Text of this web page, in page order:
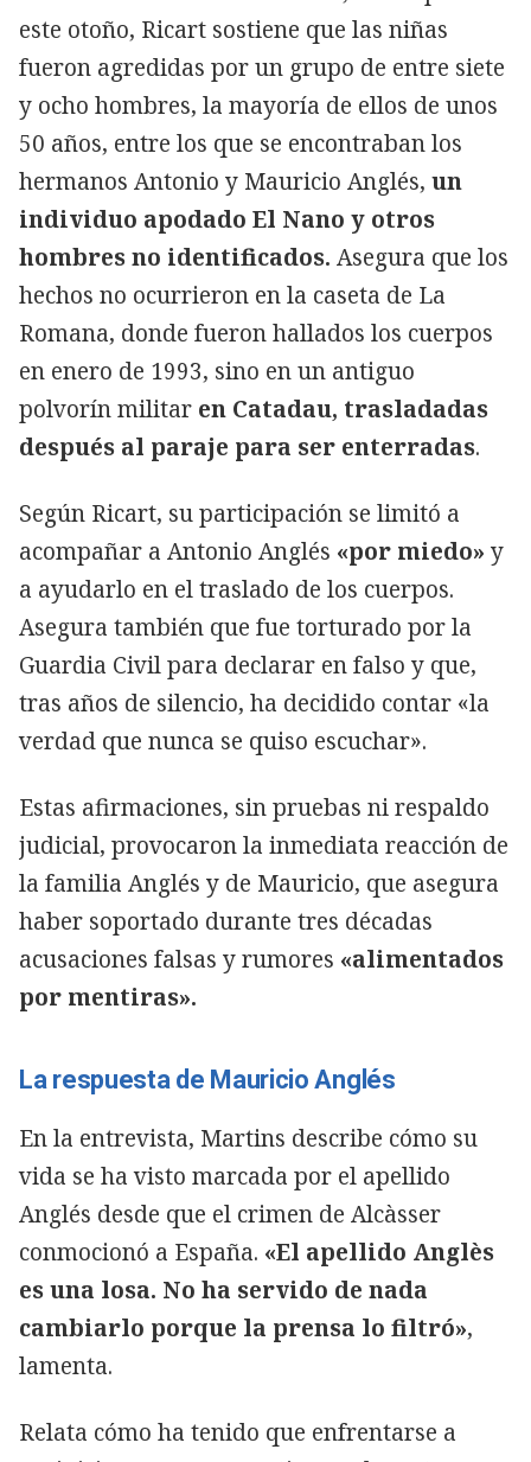
este otoño, Ricart sostiene que las niñas
fueron agredidas por un grupo de entre siete
y ocho hombres, la mayoría de ellos de unos
50 años, entre los que se encontraban los
hermanos Antonio y Mauricio Anglés, un
individuo apodado El Nano y otros
hombres no identificados. Asegura que los
hechos no ocurrieron en la caseta de La
Romana, donde fueron hallados los cuerpos
en enero de 1993, sino en un antiguo
polvorín militar en Catadau, trasladadas
después al paraje para ser enterradas.
Según Ricart, su participación se limitó a
acompañar a Antonio Anglés «por miedo» y
a ayudarlo en el traslado de los cuerpos.
Asegura también que fue torturado por la
Guardia Civil para declarar en falso y que,
tras años de silencio, ha decidido contar «la
verdad que nunca se quiso escuchar».
Estas afirmaciones, sin pruebas ni respaldo
judicial, provocaron la inmediata reacción de
la familia Anglés y de Mauricio, que asegura
haber soportado durante tres décadas
acusaciones falsas y rumores «alimentados
por mentiras».
La respuesta de Mauricio Anglés
En la entrevista, Martins describe cómo su
vida se ha visto marcada por el apellido
Anglés desde que el crimen de Alcàsser
conmocionó a España. «El apellido Anglès
es una losa. No ha servido de nada
cambiarlo porque la prensa lo filtró»,
lamenta.
Relata cómo ha tenido que enfrentarse a